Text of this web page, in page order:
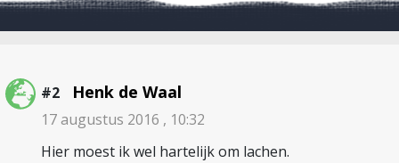
#2 Henk de Waal
17 augustus 2016 , 10:32
Hier moest ik wel hartelijk om lachen.